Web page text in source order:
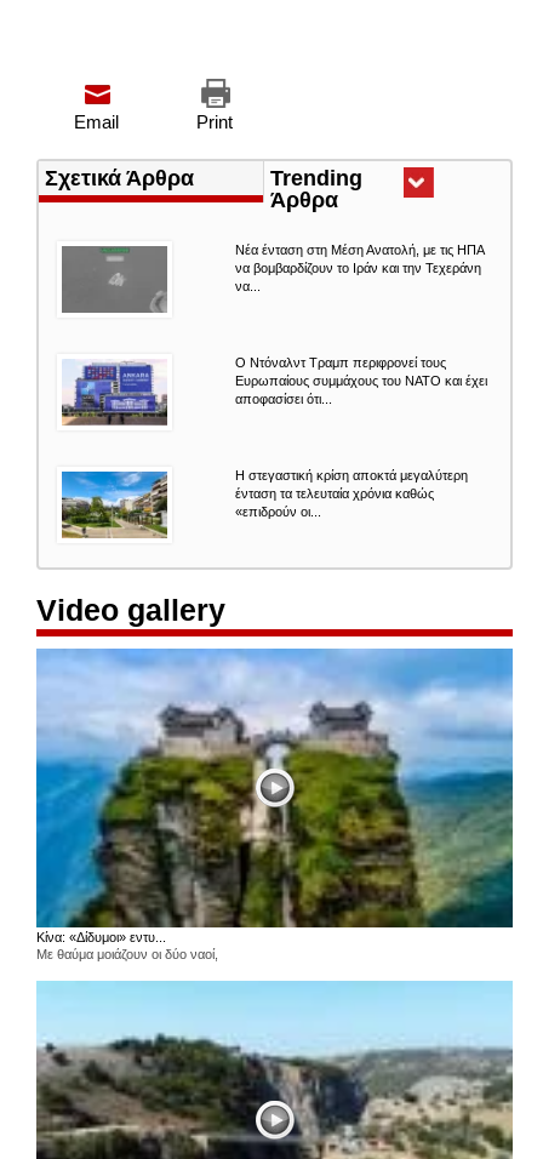
Print
Email
Σχετικά Άρθρα
Trending
Άρθρα(ενεργή
Nέα ένταση στη Μέση Ανατολή, με τις ΗΠΑ
να βομβαρδίζουν το Ιράν και την Τεχεράνη
να...
Ο Ντόναλντ Τραμπ περιφρονεί τους
Ευρωπαίους συμμάχους του ΝΑΤΟ και έχει
αποφασίσει ότι...
Η στεγαστική κρίση αποκτά μεγαλύτερη
ένταση τα τελευταία χρόνια καθώς
«επιδρούν οι...
Video gallery
Κίνα: «Δίδυμοι» εντυ...
Με θαύμα μοιάζουν οι δύο ναοί,